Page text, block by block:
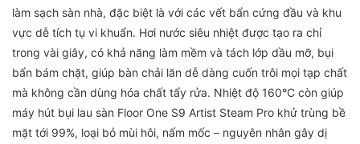
làm sạch sàn nhà, đặc biệt là với các vết bẩn cứng đầu và khu
vực dễ tích tụ vi khuẩn. Hơi nước siêu nhiệt được tạo ra chỉ
trong vài giây, có khả năng làm mềm và tách lớp dầu mỡ, bụi
bẩn bám chặt, giúp bàn chải lăn dễ dàng cuốn trôi mọi tạp chất
mà không cần dùng hóa chất tẩy rửa. Nhiệt độ 160°C còn giúp
máy hút bụi lau sàn Floor One S9 Artist Steam Pro khử trùng bề
mặt tới 99%, loại bỏ mùi hôi, nấm mốc – nguyên nhân gây dị